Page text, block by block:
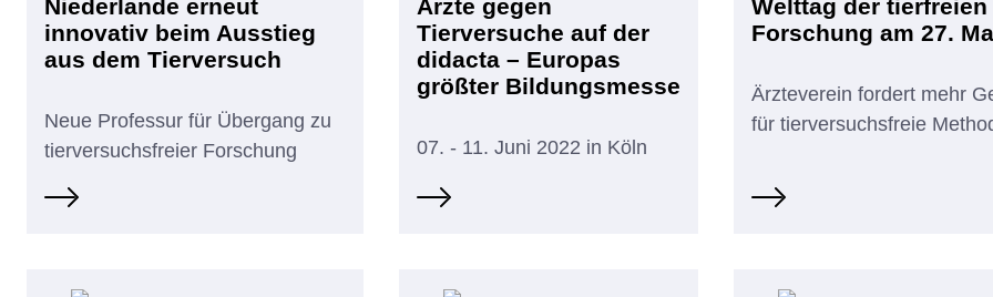
Niederlande erneut
innovativ beim Ausstieg
aus dem Tierversuch
Neue Professur für Übergang zu
tierversuchsfreier Forschung
Ärzte gegen
Tierversuche auf der
didacta – Europas
größter Bildungsmesse
07. - 11. Juni 2022 in Köln
Welttag der tierfreien
Forschung am 27.
Ärzteverein fordert mehr
für tierversuchsfreie